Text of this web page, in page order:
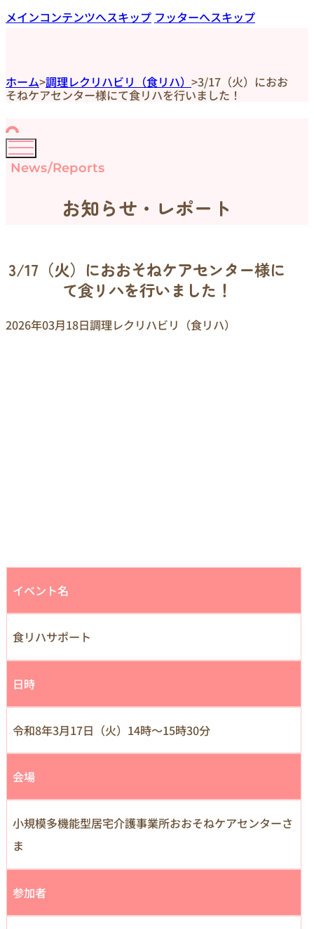
メインコンテンツへスキップ フッターへスキップ
ホーム>調理レクリハビリ（食リハ） >3/17（火）におお
そねケアセンター様にて食リハを行いました！
News/Reports
お知らせ・レポート
3/17（火）におおそねケアセンター様に
て食リハを行いました！
2026年03月18日調理レクリハビリ（食リハ）
イベント名
食リハサポート
日時
令和8年3月17日（火）14時～15時30分
会場
小規模多機能型居宅介護事業所おおそねケアセンターさ
ま
参加者